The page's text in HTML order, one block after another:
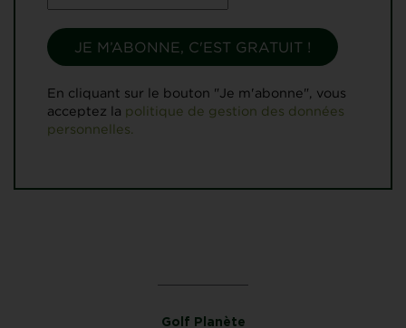
En cliquant sur le bouton "Je m'abonne", vous
acceptez la politique de gestion des données
personnelles.
Golf Planète